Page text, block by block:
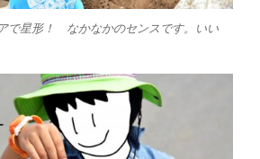
で星形！ なかなかのセンスです。いい